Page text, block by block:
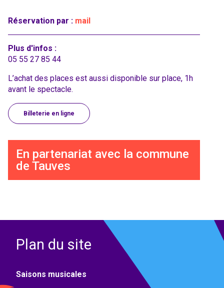
Réservation par : mail
Plus d'infos :
05 55 27 85 44
L’achat des places est aussi disponible sur place, 1h
avant le spectacle.
Billeterie en ligne
En partenariat avec la commune
de Tauves
Plan du site
Saisons musicales